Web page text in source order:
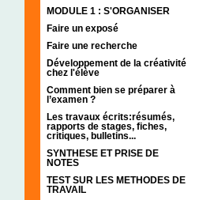
MODULE 1 : S'ORGANISER
Faire un exposé
Faire une recherche
Développement de la créativité
chez l'élève
Comment bien se préparer à
l’examen ?
Les travaux écrits:résumés,
rapports de stages, fiches,
critiques, bulletins...
SYNTHESE ET PRISE DE
NOTES
TEST SUR LES METHODES DE
TRAVAIL